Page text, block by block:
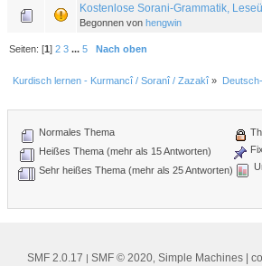
Kostenlose Sorani-Grammatik,
Begonnen von hengwin
Seiten: [1]2 3 ...5 Nach oben
Kurdisch lernen - Kurmancî / Soranî / Zazakî »
Normales Thema
Heißes Thema (mehr als 15 Antworten)
Sehr heißes Thema (mehr als 25 Antworten)
SMF 2.0.17 | SMF © 2020 Simple Machines |